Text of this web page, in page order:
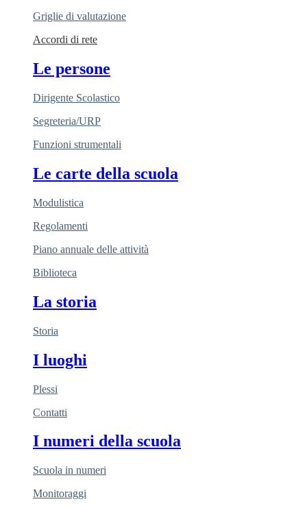
Griglie di valutazione
Accordi di rete
Le persone
Dirigente Scolastico
Segreteria/URP
Funzioni strumentali
Le carte della scuola
Modulistica
Regolamenti
Piano annuale delle attività
Biblioteca
La storia
Storia
I luoghi
Plessi
Contatti
I numeri della scuola
Scuola in numeri
Monitoraggi